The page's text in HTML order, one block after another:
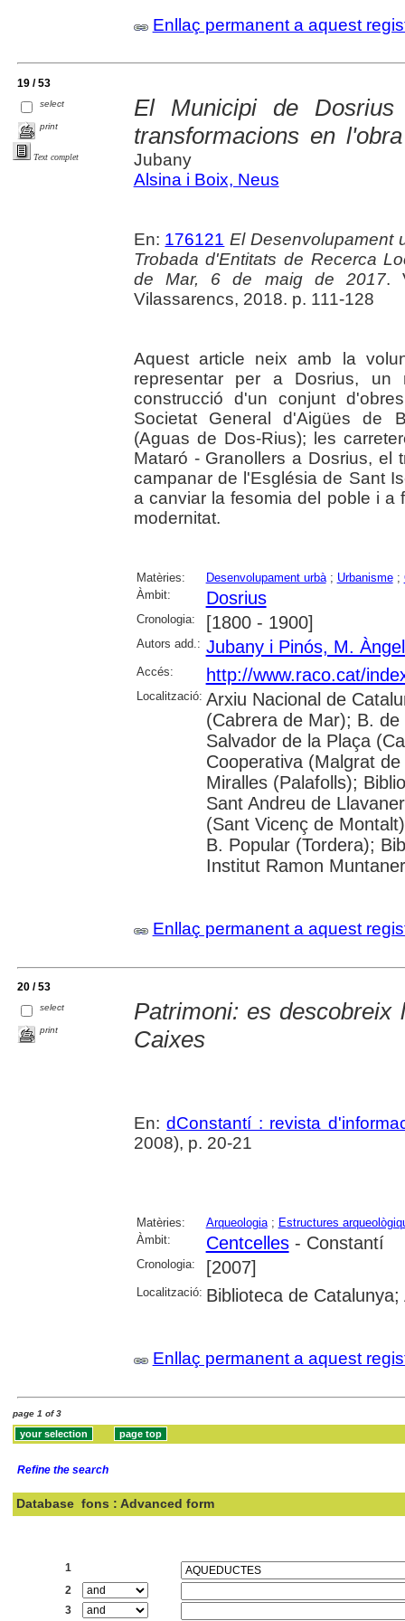
Enllaç permanent a aquest
19 / 53
select
print
Text complet
El Municipi de
transformacions en
Jubany
Alsina i Boix, Neus
En: 176121 El Desenvolupament
Trobada d'Entitats de Recerca
de Mar, 6 de maig de 2017.
Vilassarencs, 2018. p. 111-128
Aquest article neix amb la
representar per a Dosrius, un
construcció d'un conjunt
Societat General d'Aigües de
(Aguas de Dos-Rius); les
Mataró - Granollers a Dosrius, el
campanar de l'Església de Sant
a canviar la fesomia del poble i a
modernitat.
Matèries: Desenvolupament urbà; Urbanisme;
Àmbit:
Dosrius
Cronologia: [1800 - 1900]
Autors add.: Jubany i Pinós, M.
Accés: http://www.raco.cat/
Localització: Arxiu Nacional de
(Cabrera de Mar); B.
Salvador de la Plaça
Cooperativa (Malgrat
Miralles (Palafolls);
Sant Andreu de
(Sant Vicenç de
B. Popular (Tordera);
Institut Ramon
Enllaç permanent a aquest
20 / 53
select
print
Patrimoni: es
Caixes
En:dConstantí : revista
2008), p. 20-21
Matèries: Arqueologia; Estructures
Àmbit:
Centcelles- Constantí
Cronologia: [2007]
Localització: Biblioteca de
Enllaç permanent a aquest
page 1 of 3
Refine the search
Database fons : Advanced form
1
2
3